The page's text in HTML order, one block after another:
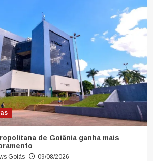
de Goiânia ganha mais
Goiás 09/08/2026